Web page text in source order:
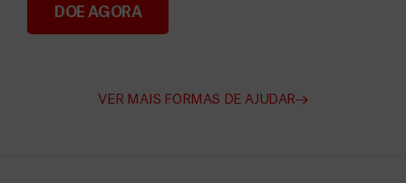
Angarie Fundos para a MSF
DOE AGORA
VER MAIS FORMAS DE AJUDAR